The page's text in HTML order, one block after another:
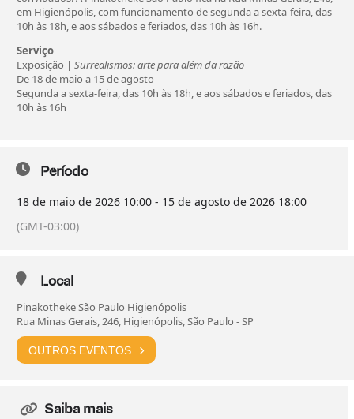
em Higienópolis, com funcionamento de segunda a sexta-feira, das
10h às 18h, e aos sábados e feriados, das 10h às 16h.
Serviço
Exposição | Surrealismos: arte para além da razão
De 18 de maio a 15 de agosto
Segunda a sexta-feira, das 10h às 18h, e aos sábados e feriados, das
10h às 16h
Período
18 de maio de 2026 10:00 - 15 de agosto de 2026 18:00
(GMT-03:00)
Local
Pinakotheke São Paulo Higienópolis
Rua Minas Gerais, 246, Higienópolis, São Paulo - SP
OUTROS EVENTOS
Saiba mais